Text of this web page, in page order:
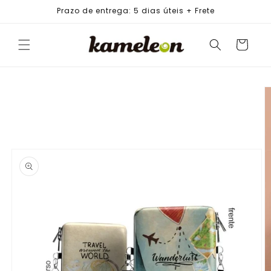
Prazo de entrega: 5 dias úteis + Frete
Carrinho